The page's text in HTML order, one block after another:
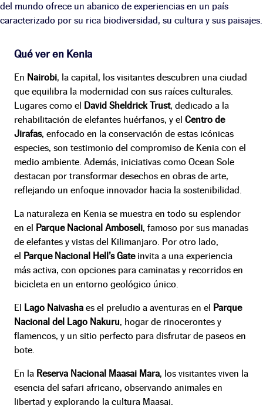
del mundo ofrece un abanico de experiencias en un país
caracterizado por su rica biodiversidad, su cultura y sus paisajes.
Qué ver en Kenia
En Nairobi, la capital, los visitantes descubren una ciudad
que equilibra la modernidad con sus raíces culturales.
Lugares como el David Sheldrick Trust, dedicado a la
rehabilitación de elefantes huérfanos, y el Centro de
Jirafas, enfocado en la conservación de estas icónicas
especies, son testimonio del compromiso de Kenia con el
medio ambiente. Además, iniciativas como Ocean Sole
destacan por transformar desechos en obras de arte,
reflejando un enfoque innovador hacia la sostenibilidad.
La naturaleza en Kenia se muestra en todo su esplendor
en el Parque Nacional Amboseli, famoso por sus manadas
de elefantes y vistas del Kilimanjaro. Por otro lado,
el Parque Nacional Hell’s Gateinvita a una experiencia
más activa, con opciones para caminatas y recorridos en
bicicleta en un entorno geológico único.
El Lago Naivasha es el preludio a aventuras en el Parque
Nacional del Lago Nakuru, hogar de rinocerontes y
flamencos, y un sitio perfecto para disfrutar de paseos en
bote.
En la Reserva Nacional Maasai Mara, los visitantes viven la
esencia del safari africano, observando animales en
libertad y explorando la cultura Maasai.